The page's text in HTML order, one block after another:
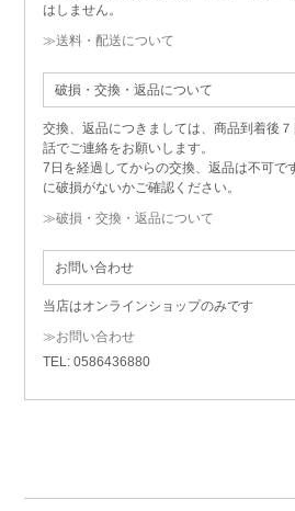
はしません。
≫送料・配送について
破損・交換・返品について
交換、返品につきましては、商品到着後
話でご連絡をお願いします。
7日を経過してからの交換、返品は不可で
に破損がないかご確認ください。
≫破損・交換・返品について
お問い合わせ
当店はオンラインショップのみです
≫お問い合わせ
TEL: 0586436880